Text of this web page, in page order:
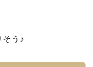
そう♪